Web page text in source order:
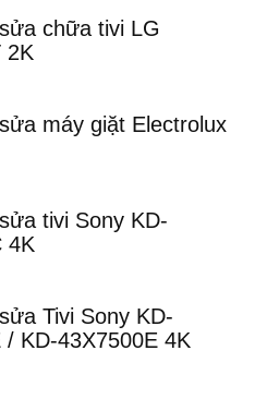
chữa tivi LG
2K
máy giặt Electrolux
tivi Sony KD-
4K
Tivi Sony KD-
/ KD-43X7500E 4K